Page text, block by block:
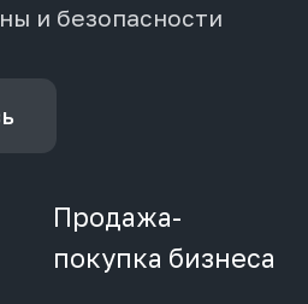
и безопасности
Продажа-
покупка бизнеса